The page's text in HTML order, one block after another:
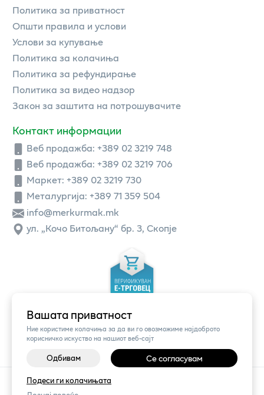
Вашата приватност
Ние користиме колачиња за да ви го овозможиме најдоброто
корисничко искуство на нашиот веб-сајт
Одбивам Се согласувам
Подеси ги колачињата
Политика за приватност
Општи правила и услови
Услови за купување
Политика за колачиња
Политика за рефундирање
Политика за видео надзор
Закон за заштита на потрошувачите
Контакт информации
Веб продажба: +389 02 3219 748
Веб продажба: +389 02 3219 706
Маркет: +389 02 3219 730
Металургија: +389 71 359 504
info@merkurmak.mk
ул. „Кочо Битољану“ бр. 3, Скопје
©2026